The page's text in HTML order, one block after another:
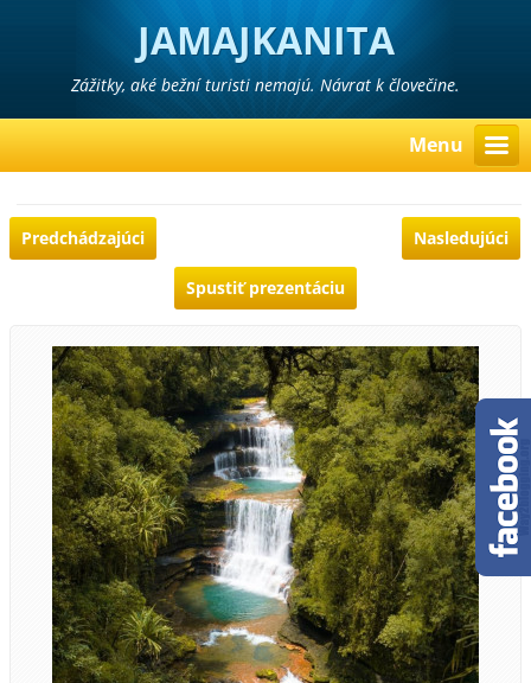
JAMAJKANITA
Zážitky, aké bežní turisti nemajú. Návrat k človečine.
Menu
Predchádzajúci Nasledujúci
Spustiť prezentáciu